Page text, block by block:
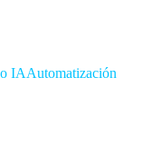
IAAutomatización